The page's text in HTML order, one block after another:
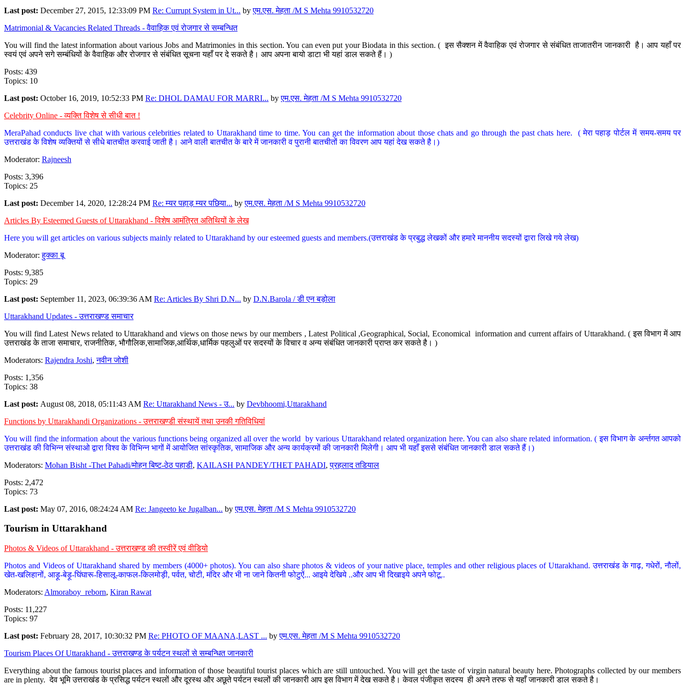
Last post: December 27, 2015, 12:33:09 PM Re: Currupt System in Ut... byएम.एस. मेहता /M S Mehta 9910532720
Matrimonial & Vacancies Related Threads - वैवाहिक एवं रोजगार से सम्बन्धित
You will find the latest information about various Jobs and Matrimonies in this section. You can even put your Biodata in this section. ( इस सैक्शन में वैवाहिक एवं रोजगार से संबंधित ताजातरीन जानकारी है। आप यहाँ पर
स्वयं एवं अपने सगे सम्बंधियों के वैवाहिक और रोजगार से संबंधित सूचना यहाँ पर दे सकते है। आप अपना बायो डाटा भी यहां डाल सकते हैं। )
Posts: 439
Topics: 10
Last post: October 16, 2019, 10:52:33 PM Re: DHOL DAMAU FOR MARRI... byएम.एस. मेहता /M S Mehta 9910532720
Celebrity Online - व्यक्ति विशेष से सीधी बात !
MeraPahad conducts live chat with various celebrities related to Uttarakhand time to time. You can get the information about those chats and go through the past chats here. ( मेरा पहाड़ पोर्टल में समय-समय पर
उत्तराखंड के विशेष व्यक्तियों से सीधे बातचीत करवाई जाती है। आने वाली बातचीत के बारे में जानकारी व पुरानी बातचीतों का विवरण आप यहां देख सकते है।)
Moderator: Rajneesh
Posts: 3,396
Topics: 25
Last post: December 14, 2020, 12:28:24 PM Re: म्यर पहाड़ म्यर पछिया... byएम.एस. मेहता /M S Mehta 9910532720
Articles By Esteemed Guests of Uttarakhand - विशेष आमंत्रित अतिथियों के लेख
Here you will get articles on various subjects mainly related to Uttarakhand by our esteemed guests and members.(उत्तराखंड के प्रबुद्ध लेखकों और हमारे माननीय सदस्यों द्वारा लिखे गये लेख)
Moderator:हुक्का बू
Posts: 9,385
Topics: 29
Last post: September 11, 2023, 06:39:36 AM Re: Articles By Shri D.N... by D.N.Barola / डी एन बड़ोला
Uttarakhand Updates - उत्तराखण्ड समाचार
You will find Latest News related to Uttarakhand and views on those news by our members , Latest Political ,Geographical, Social, Economical information and current affairs of Uttarakhand. ( इस विभाग में आप
उत्तराखंड के ताजा समाचार, राजनीतिक, भौगौलिक,सामाजिक,आर्थिक,धार्मिक पहलुओं पर सदस्यों के विचार व अन्य संबंधित जानकारी प्राप्त कर सकते है। )
Moderators: Rajendra Joshi,नवीन जोशी
Posts: 1,356
Topics: 38
Last post: August 08, 2018, 05:11:43 AM Re: Uttarakhand News - उ... by Devbhoomi,Uttarakhand
Functions by Uttarakhandi Organizations - उत्तराखण्डी संस्थायें तथा उनकी गतिविधियां
You will find the information about the various functions being organized all over the world by various Uttarakhand related organization here. You can also share related information. ( इस विभाग के अर्न्तगत आपको
उत्तराखंड की विभिन्न संस्थाओ द्वारा विश्व के विभिन्न भागों में आयोजित सांस्कृतिक, सामाजिक और अन्य कार्यक्रमों की जानकारी मिलेगी। आप भी यहाँ इससे संबंधित जानकारी डाल सकते हैं।)
Moderators: Mohan Bisht -Thet Pahadi/मोहन बिष्ट-ठेठ पहाडी, KAILASH PANDEY/THET PAHADI,प्रहलाद तडियाल
Posts: 2,472
Topics: 73
Last post: May 07, 2016, 08:24:24 AM Re: Jangeeto ke Jugalban... byएम.एस. मेहता /M S Mehta 9910532720
Tourism in Uttarakhand
Photos & Videos of Uttarakhand - उत्तराखण्ड की तस्वीरें एवं वीडियो
Photos and Videos of Uttarakhand shared by members (4000+ photos). You can also share photos & videos of your native place, temples and other religious places of Uttarakhand. उत्तराखंड के गाढ़, गधेरों, नौलों,
खेत-खलिहानों, आड़ू-बेड़ू-घिंघारू-हिसालू-काफल-किलमोड़ी, पर्वत, चोटी, मंदिर और भी ना जाने कितनी फोटुऐं... आइये देखिये ..और आप भी दिखाइये अपने फोटू..
Moderators: Almoraboy_reborn, Kiran Rawat
Posts: 11,227
Topics: 97
Last post: February 28, 2017, 10:30:32 PM Re: PHOTO OF MAANA,LAST ... byएम.एस. मेहता /M S Mehta 9910532720
Tourism Places Of Uttarakhand - उत्तराखण्ड के पर्यटन स्थलों से सम्बन्धित जानकारी
Everything about the famous tourist places and information of those beautiful tourist places which are still untouched. You will get the taste of virgin natural beauty here. Photographs collected by our members
are in plenty. देव भूमि उत्तराखंड के प्रसिद्ध पर्यटन स्थलों और दूरस्थ और अछूते पर्यटन स्थलों की जानकारी आप इस विभाग में देख सकते है। केवल पंजीकृत सदस्य ही अपने तरफ से यहाँ जानकारी डाल सकते है।